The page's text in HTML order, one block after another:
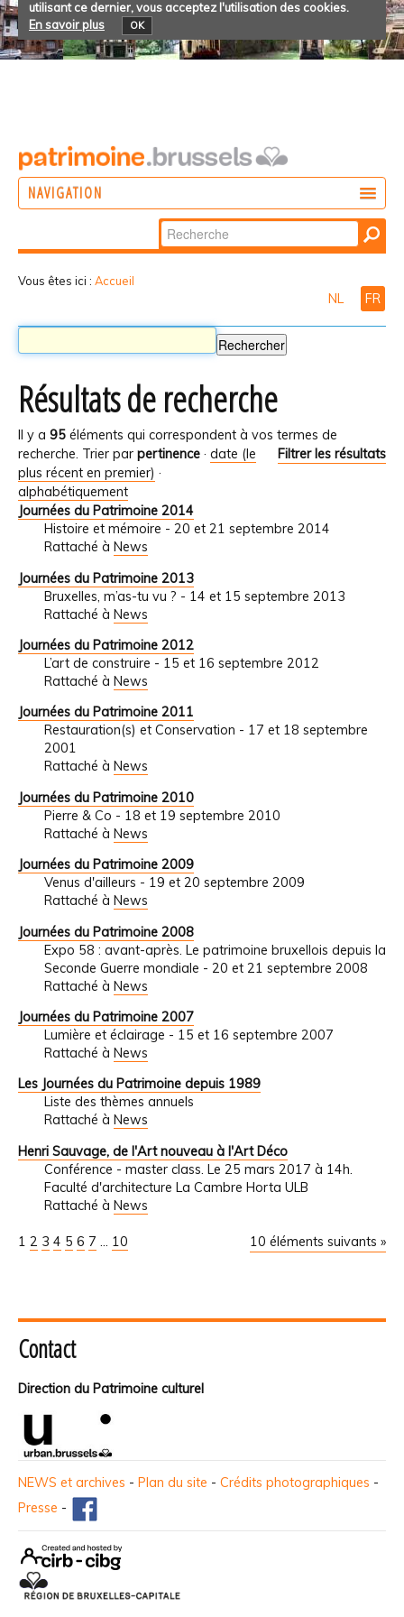
utilisant ce dernier, vous acceptez l'utilisation des cookies.
En savoir plus
OK
NAVIGATION
Chercher par
Recherche
Vous êtes ici : Accueil
NL FR
Résultats de recherche
Il y a 95 éléments qui correspondent à vos termes de
recherche.
Filtrer les résultats
Trier par pertinence · date (le
plus récent en premier) ·
alphabétiquement
Journées du Patrimoine 2014
Histoire et mémoire - 20 et 21 septembre 2014
Rattaché à News
Journées du Patrimoine 2013
Bruxelles, m’as-tu vu ? - 14 et 15 septembre 2013
Rattaché à News
Journées du Patrimoine 2012
L’art de construire - 15 et 16 septembre 2012
Rattaché à News
Journées du Patrimoine 2011
Restauration(s) et Conservation - 17 et 18 septembre
2001
Rattaché à News
Journées du Patrimoine 2010
Pierre & Co - 18 et 19 septembre 2010
Rattaché à News
Journées du Patrimoine 2009
Venus d'ailleurs - 19 et 20 septembre 2009
Rattaché à News
Journées du Patrimoine 2008
Expo 58 : avant-après. Le patrimoine bruxellois depuis la
Seconde Guerre mondiale - 20 et 21 septembre 2008
Rattaché à News
Journées du Patrimoine 2007
Lumière et éclairage - 15 et 16 septembre 2007
Rattaché à News
Les Journées du Patrimoine depuis 1989
Liste des thèmes annuels
Rattaché à News
Henri Sauvage, de l'Art nouveau à l'Art Déco
Conférence - master class. Le 25 mars 2017 à 14h.
Faculté d'architecture La Cambre Horta ULB
Rattaché à News
10 éléments suivants »
1 2 3 4 5 6 7 ... 10
Contact
Direction du Patrimoine culturel
NEWS et archives - Plan du site - Crédits photographiques -
Presse -